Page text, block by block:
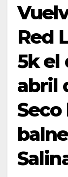
Red
5k el
abril
Seco